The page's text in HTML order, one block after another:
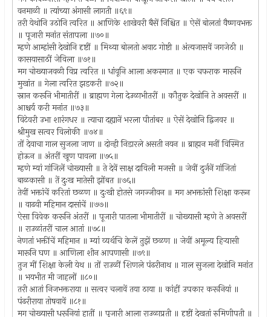
वनमाळी ॥ त्यांच्या अंगासी लागती ॥६९॥
तरी येथोनि उठोनि त्वरित ॥ आणिके शाखेवरी बैसें निश्चित ॥ ऐसें बोलतां वैष्णवभक्त
॥ पूजारी मनांत संतापला ॥७०॥
म्हणे आम्हांसी देखोनि दृष्टीं ॥ मिथ्या बोलतो अवाट गोष्टी ॥ अंत्यजासवें जगजेठी ॥
कासयासाठीं जेविला ॥७१॥
मग चोख्याजवळी विप्र त्वरित ॥ धांवूनि आला अकस्मात ॥ एक चफराक मारूनि
मुखांत ॥ गेला त्वरित झडकरी ॥७२॥
स्नान करूनि भीमातीरीं ॥ ब्राह्मण गेला देउळाभीतरीं ॥ कौतुक देखोनि ते अवसरीं ॥
आश्चर्य करी मनांत ॥७३॥
विटेवरी उभा शारंगधर ॥ त्याचा दह्यानें भरला पीतांबर ॥ ऐसें देखोनि द्विजवर ॥
श्रीमुख सत्वर विलोकी ॥७४॥
तों देवाचा गाल सुजला जाण ॥ दोन्ही निडारले असती नयन ॥ ब्राह्मन मनीं विस्मित
होऊन ॥ अंतरीं खूण पावला ॥७५॥
म्हणे म्यां गांजिलें चोख्यासी ॥ ते देवें साक्ष दाविली मजसी ॥ जेवीं दुर्जनें गांजितां
बाळकासी ॥ तें दुःख मातेसी झोंबत ॥७६॥
तेवीं भक्तांचें करितां छळण ॥ दुःखी होतसे जगज्जीवन ॥ मग अभक्तांसी शिक्षा करून
॥ वाढवी महिमान दासांचें ॥७७॥
ऐसा विवेक करूनि अंतरीं ॥ पूजारी पातला भीमातीरीं ॥ चोख्यासी म्हणे ते अवसरीं
॥ राउळांतरीं चाल आतां ॥७८॥
नेणतां भक्तींचें महिमान ॥ म्यां व्यर्थचि केलें तुझें छळण ॥ जेवीं अमूल्य हिर्‍यासी
मारूनि घण ॥ आणिला शीन आपणासी ॥७९॥
तुज मीं शिक्षा केली येथ ॥ तों राउळीं शिणले पंढरीनाथ ॥ गाल सुजला देखोनि मनांत
॥ भयभीत मी जाहलों ॥८०॥
तरी आतां निजभक्तराया ॥ सत्वर चलावें तया ठाया ॥ कांहीं उपकार करूनियां ॥
पंढरीराया तोषवावें ॥८१॥
मग चोख्यासी धरूनियां हातीं ॥ पूजारी आला राउळाप्रती ॥ दृष्टीं देखतां रुमिणीपती ॥